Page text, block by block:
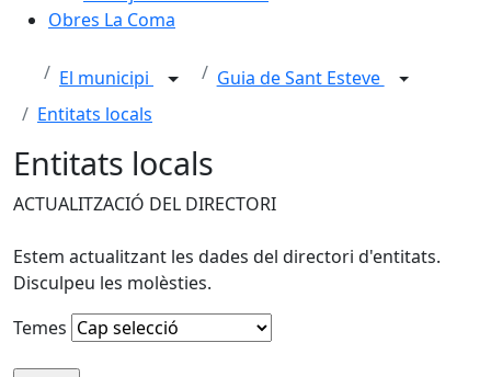
Obres La Coma
El municipi
Guia de Sant Esteve
Entitats locals
Entitats locals
ACTUALITZACIÓ DEL DIRECTORI
Estem actualitzant les dades del directori d'entitats.
Disculpeu les molèsties.
Temes